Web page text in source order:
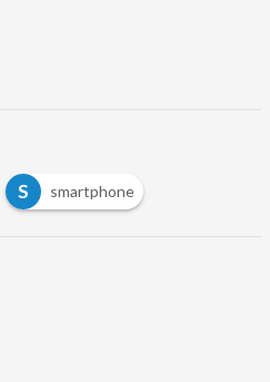
S smartphone